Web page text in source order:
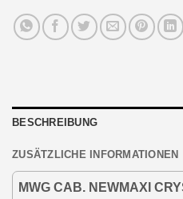
BESCHREIBUNG
ZUSÄTZLICHE INFORMATIONEN
MWG CAB. NEWMAXI